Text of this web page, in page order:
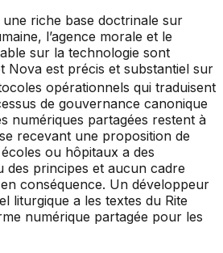
riche base doctrinale sur
l’agence morale et le
sur la technologie sont
Nova est précis et substantiel sur
opérationnels qui traduisent
de gouvernance canonique
numériques partagées restent à
recevant une proposition de
ou hôpitaux a des
des principes et aucun cadre
conséquence. Un développeur
liturgique a les textes du Rite
numérique partagée pour les